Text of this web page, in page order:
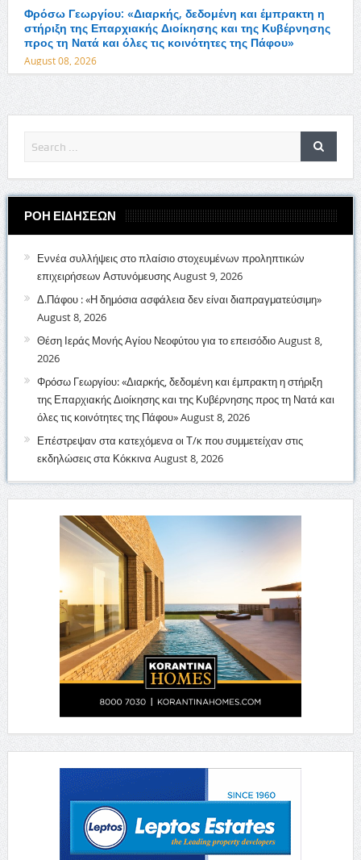
Φρόσω Γεωργίου: «Διαρκής, δεδομένη και έμπρακτη η
στήριξη της Επαρχιακής Διοίκησης και της Κυβέρνησης
προς τη Νατά και όλες τις κοινότητες της Πάφου»
August 08, 2026
ΡΟΗ ΕΙΔΗΣΕΩΝ
Εννέα συλλήψεις στο πλαίσιο στοχευμένων προληπτικών
επιχειρήσεων ΑστυνόμευσηςAugust 9, 2026
Δ.Πάφου : «Η δημόσια ασφάλεια δεν είναι διαπραγματεύσιμη»
August 8, 2026
Θέση Ιεράς Μονής Αγίου Νεοφύτου για το επεισόδιοAugust 8,
2026
Φρόσω Γεωργίου: «Διαρκής, δεδομένη και έμπρακτη η στήριξη
της Επαρχιακής Διοίκησης και της Κυβέρνησης προς τη Νατά και
όλες τις κοινότητες της Πάφου»August 8, 2026
Επέστρεψαν στα κατεχόμενα οι Τ/κ που συμμετείχαν στις
εκδηλώσεις στα Κόκκινα August 8, 2026